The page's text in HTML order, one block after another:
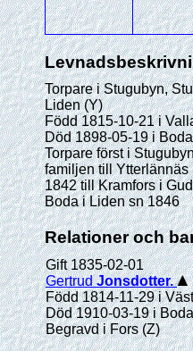
Torpare i Stugubyn,
Liden (Y)
Född 1815-10-21 i
Död 1898-05-19 i
Torpare först i
familjen till Ytterlännäs
1842 till Kramfors i
Boda i Liden sn 1846
Relationer och
Gift 1835-02-01
Gertrud Jonsdotter.
Född 1814-11-29 i
Död 1910-03-19 i
Begravd i Fors (Z)